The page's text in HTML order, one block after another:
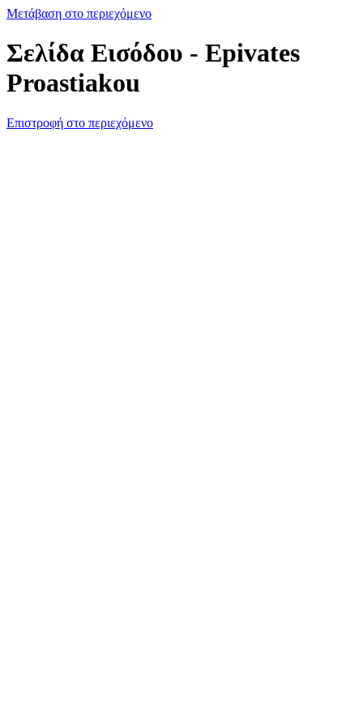
Μετάβαση στο περιεχόμενο
Σελίδα Εισόδου - Epivates
Proastiakou
Επιστροφή στο περιεχόμενο